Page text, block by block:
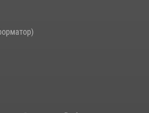
МУЖЧИНУ,
НОМЕР В ГОСТИНИЦЕ